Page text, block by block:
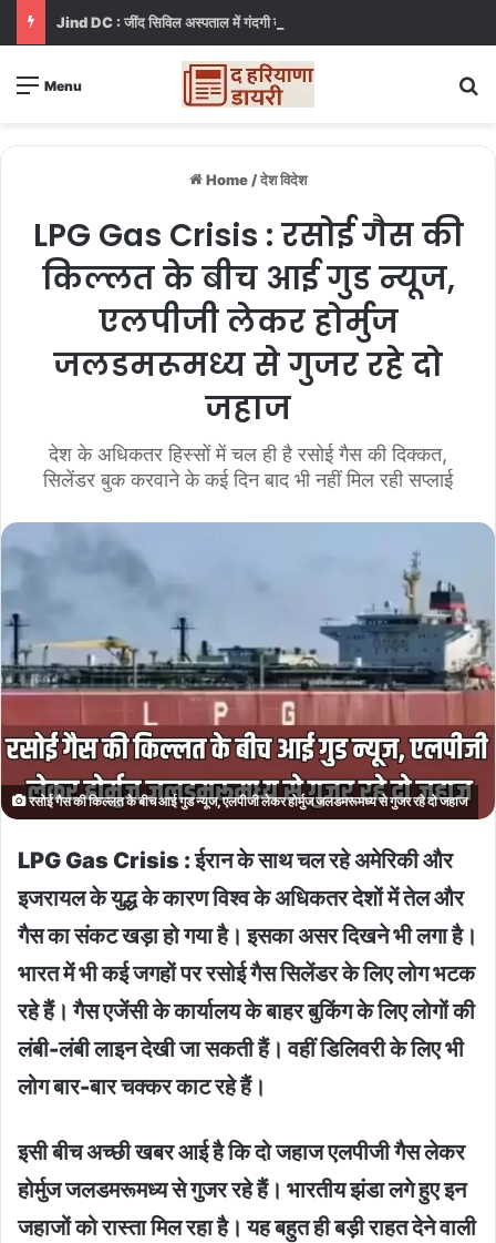
Menu
Home /देश विदेश
LPG Gas Crisis : रसोई गैस की
किल्लत के बीच आई गुड न्यूज,
एलपीजी लेकर होर्मुज
जलडमरूमध्य से गुजर रहे दो
जहाज
देश के अधिकतर हिस्सों में चल ही है रसोई गैस की दिक्कत,
सिलेंडर बुक करवाने के कई दिन बाद भी नहीं मिल रही सप्लाई
रसोई गैस की किल्लत के बीच आई गुड न्यूज, एलपीजी लेकर होर्मुज जलडमरूमध्य से गुजर रहे दो जहाज
LPG Gas Crisis : ईरान के साथ चल रहे अमेरिकी और
इजरायल के युद्ध के कारण विश्व के अधिकतर देशों में तेल और
गैस का संकट खड़ा हो गया है। इसका असर दिखने भी लगा है।
भारत में भी कई जगहों पर रसोई गैस सिलेंडर के लिए लोग भटक
रहे हैं। गैस एजेंसी के कार्यालय के बाहर बुकिंग के लिए लोगों की
लंबी-लंबी लाइन देखी जा सकती हैं। वहीं डिलिवरी के लिए भी
लोग बार-बार चक्कर काट रहे हैं।
इसी बीच अच्छी खबर आई है कि दो जहाज एलपीजी गैस लेकर
होर्मुज जलडमरूमध्य से गुजर रहे हैं। भारतीय झंडा लगे हुए इन
जहाजों को रास्ता मिल रहा है। यह बहुत ही बड़ी राहत देने वाली